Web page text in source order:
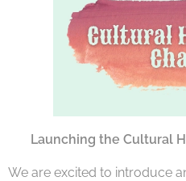
Launching the Cultural
We are excited to introduce